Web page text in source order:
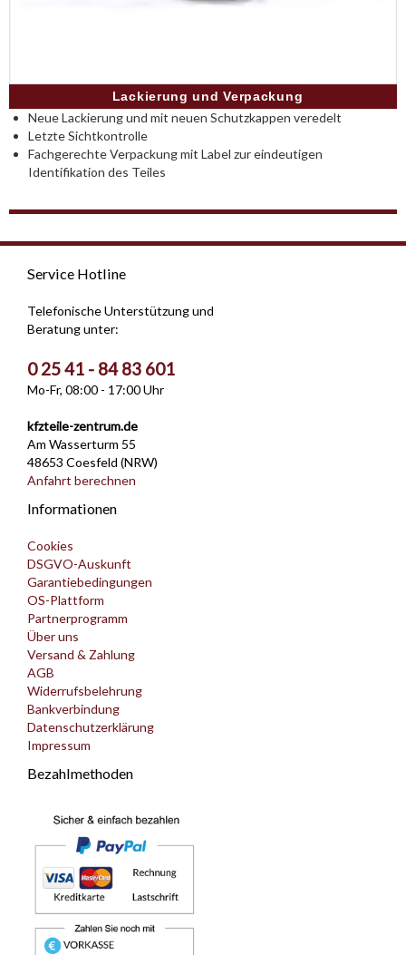
Lackierung und Verpackung
Neue Lackierung und mit neuen Schutzkappen veredelt
Letzte Sichtkontrolle
Fachgerechte Verpackung mit Label zur eindeutigen
Identifikation des Teiles
Service Hotline
Telefonische Unterstützung und
Beratung unter:
0 25 41 - 84 83 601
Mo-Fr, 08:00 - 17:00 Uhr
kfzteile-zentrum.de
Am Wasserturm 55
48653 Coesfeld (NRW)
Anfahrt berechnen
Informationen
Cookies
DSGVO-Auskunft
Garantiebedingungen
OS-Plattform
Partnerprogramm
Über uns
Versand & Zahlung
AGB
Widerrufsbelehrung
Bankverbindung
Datenschutzerklärung
Impressum
Bezahlmethoden